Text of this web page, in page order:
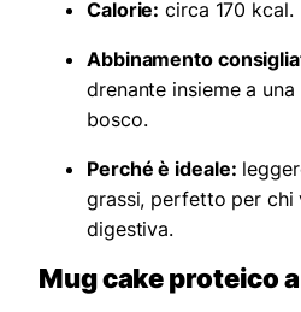
Calorie: circa 170 kcal.
Abbinamento
drenante insieme a
bosco.
Perché è ideale:
grassi, perfetto per chi
digestiva.
Mug cake proteico